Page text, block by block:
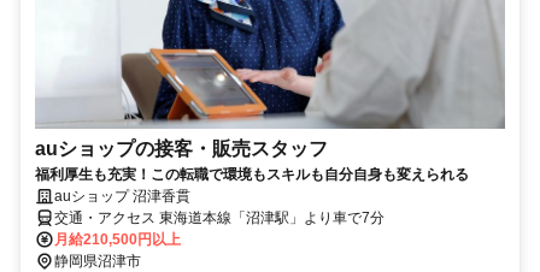
auショップの接客・販売スタッフ
福利厚生も充実！この転職で環境もスキルも自分自身も変えられる
auショップ 沼津香貫
交通・アクセス 東海道本線「沼津駅」より車で7分
月給210,500円以上
静岡県沼津市